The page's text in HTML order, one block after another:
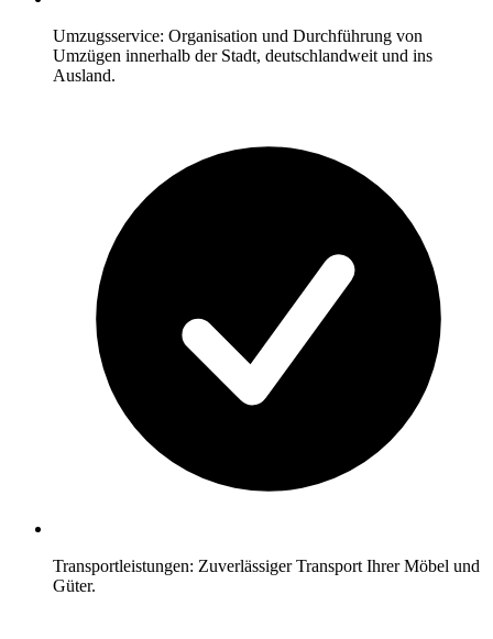
Umzugsservice: Organisation und Durchführung von
Umzügen innerhalb der Stadt, deutschlandweit und ins
Ausland.
Transportleistungen: Zuverlässiger Transport Ihrer Möbel und
Güter.